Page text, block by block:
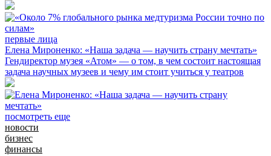
первые лица
Елена Мироненко: «Наша задача — научить страну мечтать»
Гендиректор музея «Атом» — о том, в чем состоит настоящая
задача научных музеев и чему им стоит учиться у театров
посмотреть еще
новости
бизнес
финансы